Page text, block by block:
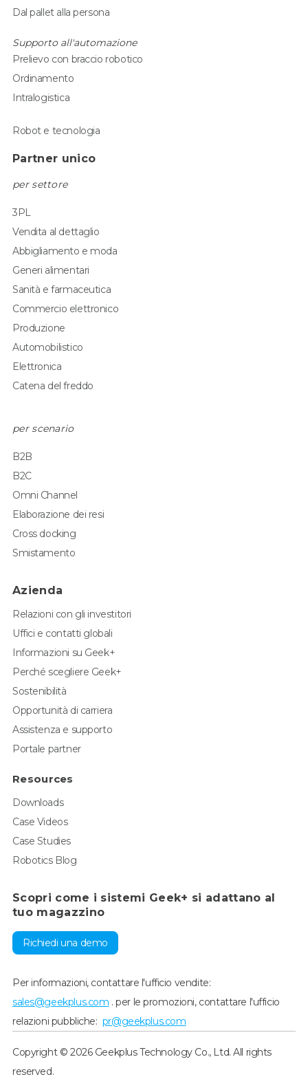
Dal pallet alla persona
Supporto all'automazione
Prelievo con braccio robotico
Ordinamento
Intralogistica
Robot e tecnologia
Partner unico
per settore
3PL
Vendita al dettaglio
Abbigliamento e moda
Generi alimentari
Sanità e farmaceutica
Commercio elettronico
Produzione
Automobilistico
Elettronica
Catena del freddo
per scenario
B2B
B2C
Omni Channel
Elaborazione dei resi
Cross docking
Smistamento
Azienda
Relazioni con gli investitori
Uffici e contatti globali
Informazioni su Geek+
Perché scegliere Geek+
Sostenibilità
Opportunità di carriera
Assistenza e supporto
Portale partner
Resources
Downloads
Case Videos
Case Studies
Robotics Blog
Scopri come i sistemi Geek+ si adattano al
tuo magazzino
Richiedi una demo
Per informazioni, contattare l'ufficio vendite:
sales@geekplus.com . per le promozioni, contattare l'ufficio
relazioni pubbliche: pr@geekplus.com
Copyright © 2026 Geekplus Technology Co., Ltd. All rights
reserved.